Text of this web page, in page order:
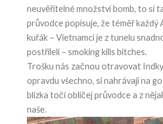
neuvěřitelné množství bomb, to si
průvodce popisuje, že téměř každý
kuřák – Vietnamci je z tunelu
postříleli – smoking kills bitches.
Trošku nás začnou otravovat
opravdu všechno, si nahrávají na
blízka točí obličej průvodce a z
naše.